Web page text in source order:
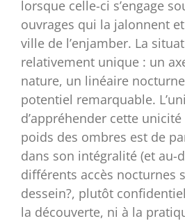
lorsque celle-ci s’engage
ouvrages qui la jalonnent
ville de l’enjamber. La
relativement unique : un
nature, un linéaire
potentiel remarquable.
d’appréhender cette
poids des ombres est de
dans son intégralité (et au-
différents accès nocturnes
dessein?, plutôt
la découverte, ni à la